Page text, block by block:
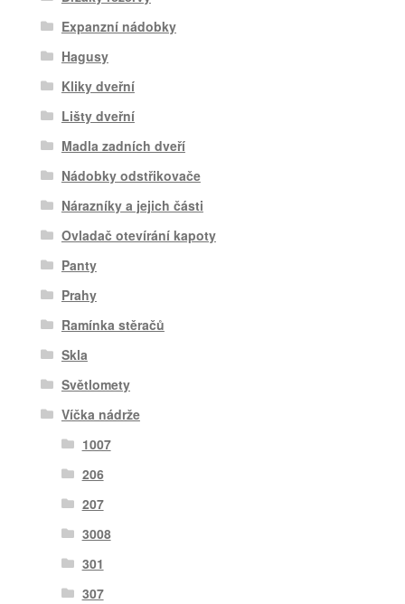
Expanzní nádobky
Hagusy
Kliky dveřní
Lišty dveřní
Madla zadních dveří
Nádobky odstřikovače
Nárazníky a jejich části
Ovladač otevírání kapoty
Panty
Prahy
Ramínka stěračů
Skla
Světlomety
Víčka nádrže
1007
206
207
3008
301
307